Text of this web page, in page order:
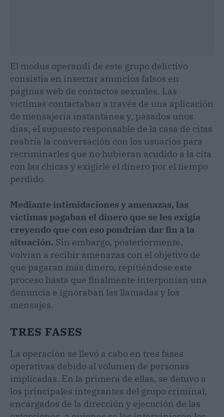
El modus operandi de este grupo delictivo
consistía en insertar anuncios falsos en
páginas web de contactos sexuales. Las
víctimas contactaban a través de una aplicación
de mensajería instantánea y, pasados unos
días, el supuesto responsable de la casa de citas
reabría la conversación con los usuarios para
recriminarles que no hubieran acudido a la cita
con las chicas y exigirle el dinero por el tiempo
perdido.
Mediante intimidaciones y amenazas, las
víctimas pagaban el dinero que se les exigía
creyendo que con eso pondrían dar fin a la
situación. Sin embargo, posteriormente,
volvían a recibir amenazas con el objetivo de
que pagaran más dinero, repitiéndose este
proceso hasta que finalmente interponían una
denuncia e ignoraban las llamadas y los
mensajes.
TRES FASES
La operación se llevó a cabo en tres fases
operativas debido al volumen de personas
implicadas. En la primera de ellas, se detuvo a
los principales integrantes del grupo criminal,
encargados de la dirección y ejecución de las